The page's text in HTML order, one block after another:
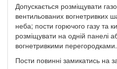
Допускається розміщувати
вентильованих вогнетривких
неба; пости горючого газу та
розміщувати на одній панелі
вогнетривкими перегородками.
Пости повинні замикатись на